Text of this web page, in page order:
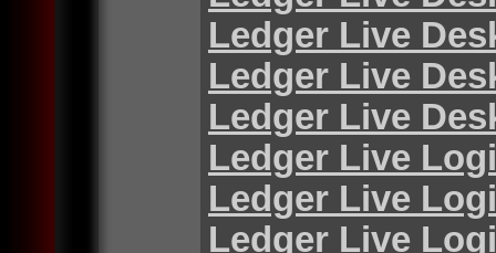
Ledger Live
Ledger Live
Ledger Live
Ledger Live
Ledger Live
Ledger Live